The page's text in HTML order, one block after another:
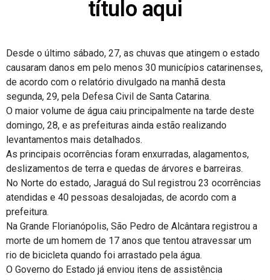
título aqui
Desde o último sábado, 27, as chuvas que atingem o estado
causaram danos em pelo menos 30 municípios catarinenses,
de acordo com o relatório divulgado na manhã desta
segunda, 29, pela Defesa Civil de Santa Catarina.
O maior volume de água caiu principalmente na tarde deste
domingo, 28, e as prefeituras ainda estão realizando
levantamentos mais detalhados.
As principais ocorrências foram enxurradas, alagamentos,
deslizamentos de terra e quedas de árvores e barreiras.
No Norte do estado, Jaraguá do Sul registrou 23 ocorrências
atendidas e 40 pessoas desalojadas, de acordo com a
prefeitura.
Na Grande Florianópolis, São Pedro de Alcântara registrou a
morte de um homem de 17 anos que tentou atravessar um
rio de bicicleta quando foi arrastado pela água.
O Governo do Estado já enviou itens de assistência